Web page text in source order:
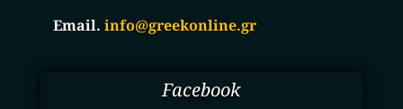
Email.info@greekonline.gr
Facebook